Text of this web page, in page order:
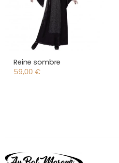
Reine sombre
59,00 €